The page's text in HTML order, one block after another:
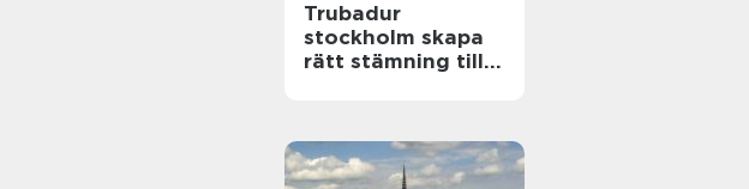
Trubadur
stockholm skapa
rätt stämning till